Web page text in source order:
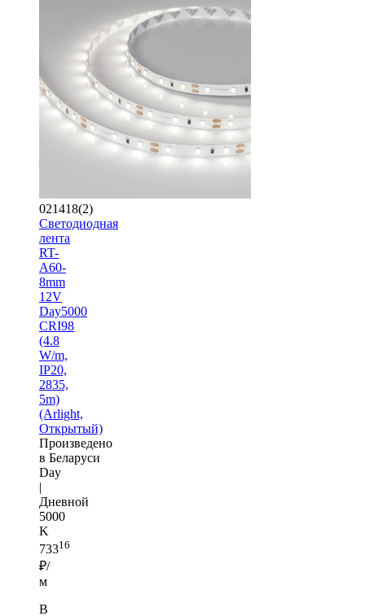
021418(2)
Светодиодная
лента
RT-
A60-
8mm
12V
Day5000
CRI98
(4.8
W/m,
IP20,
2835,
5m)
(Arlight,
Открытый)
Произведено
в Беларуси
Day
|
Дневной
5000
K
73316
₽/
м
В